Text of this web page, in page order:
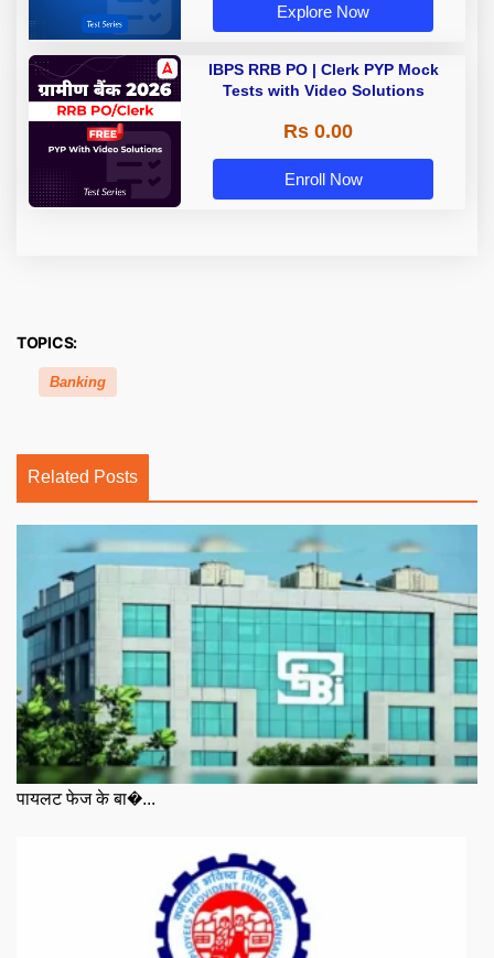
Explore Now
IBPS RRB PO | Clerk PYP Mock
Tests with Video Solutions
Rs 0.00
Enroll Now
TOPICS:
Banking
Related Posts
पायलट फेज के बा�...